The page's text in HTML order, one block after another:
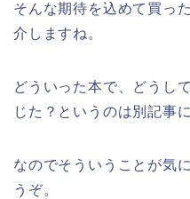
そんな期待を込めて買っ
介しますね。
どういった本で、どうし
じた？というのは別記事
なのでそういうことが気
うぞ。